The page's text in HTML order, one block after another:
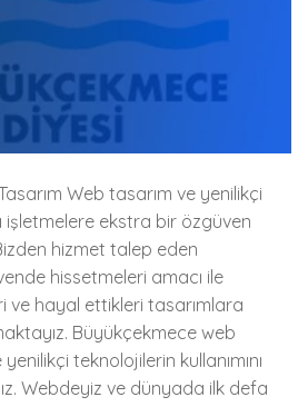
Web tasarım ve yenilikçi
işletmelere ekstra bir özgüven
hizmet talep eden
hissetmeleri amacı ile
ve hayal ettikleri tasarımlara
Büyükçekmece web
teknolojilerin kullanımını
Webdeyiz ve dünyada ilk defa